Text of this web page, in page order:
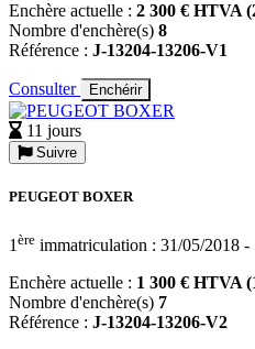
Enchère actuelle : 2 300 € HTVA
Nombre d'enchère(s) 8
Référence : J-13204-13206-V1
Consulter Enchérir
11 jours
Suivre
PEUGEOT BOXER
1 ère immatriculation : 31/05/2018
Enchère actuelle : 1 300 € HTVA
Nombre d'enchère(s) 7
Référence : J-13204-13206-V2